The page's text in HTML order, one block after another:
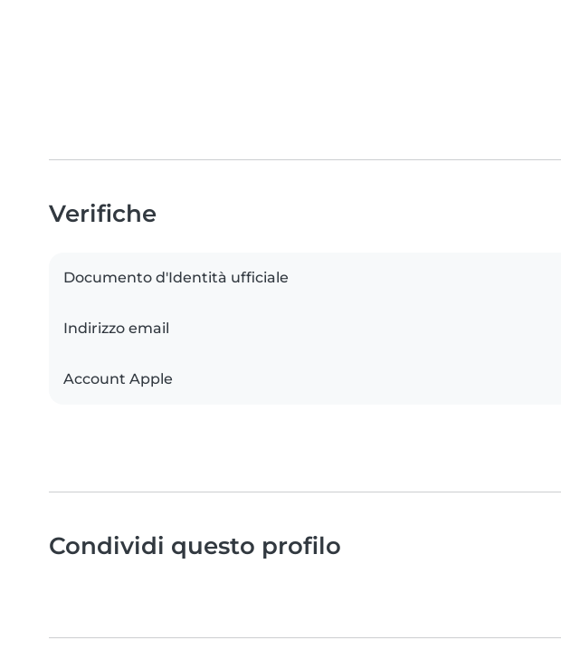
Verifiche
Documento d'Identità ufficiale
Indirizzo email
Account Apple
Condividi questo profilo